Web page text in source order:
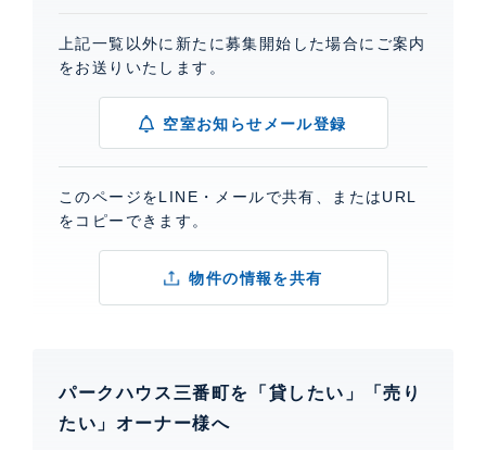
上記一覧以外に新たに募集開始した場合にご案内
をお送りいたします。
空室お知らせメール登録
このページをLINE・メールで共有、またはURL
をコピーできます。
物件の情報を共有
パークハウス三番町を「貸したい」「売り
たい」オーナー様へ